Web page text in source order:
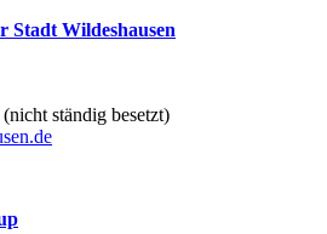
Stadt Wildeshausen
(nicht ständig besetzt)